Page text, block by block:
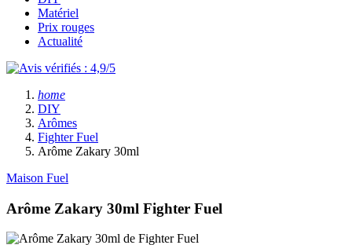
Matériel
Prix rouges
Actualité
home
DIY
Arômes
Fighter Fuel
Arôme Zakary 30ml
Maison Fuel
Arôme Zakary 30ml Fighter Fuel